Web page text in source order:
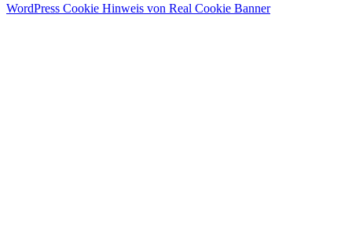
WordPress Cookie Hinweis von Real Cookie Banner